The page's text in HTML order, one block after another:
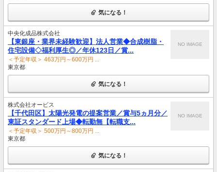
気になる！
中央化成品株式会社
【東銀座・業界未経験歓迎】法人営業◆合成樹脂・
住宅設備◇福利厚生◎／年休123日／賞...
＜予定年収＞ 463万円～600万円 ...
東京都
NO IMAGE
気になる！
株式会社オービス
【千代田区】太陽光発電の提案営業／賞与5ヵ月分／
東証スタンダード上場◆転勤無【転職支...
＜予定年収＞ 500万円～800万円 ...
東京都
NO IMAGE
気になる！